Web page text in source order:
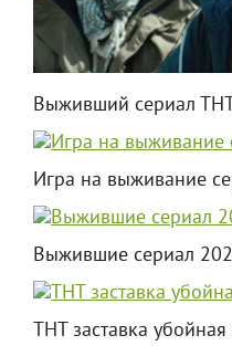
Выживший сериал
Игра на выживание
Выжившие сериал
ТНТ заставка убойная